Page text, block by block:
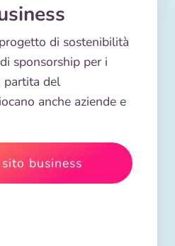
di sostenibilità
sponsorship per i
partita del
anche aziende e
business